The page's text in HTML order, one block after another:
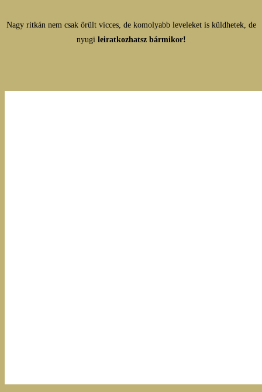
Nagy ritkán nem csak őrült vicces, de komolyabb leveleket is küldhetek, de
nyugi leiratkozhatsz bármikor!